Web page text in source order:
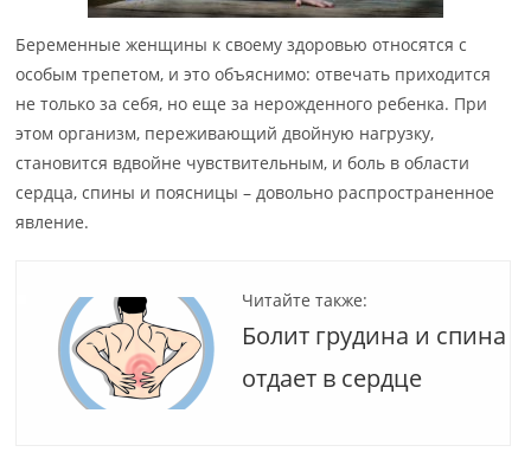
Беременные женщины к своему здоровью относятся с
особым трепетом, и это объяснимо: отвечать приходится
не только за себя, но еще за нерожденного ребенка. При
этом организм, переживающий двойную нагрузку,
становится вдвойне чувствительным, и боль в области
сердца, спины и поясницы – довольно распространенное
явление.
Читайте также:
Болит грудина и спина
отдает в сердце